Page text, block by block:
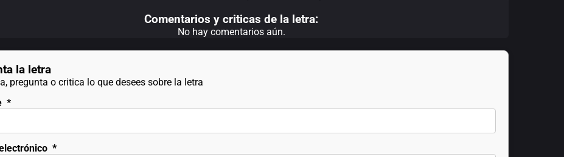
Comentarios y criticas de la letra:
No hay comentarios aún.
la letra
pregunta o critica lo que desees sobre la letra
*
*